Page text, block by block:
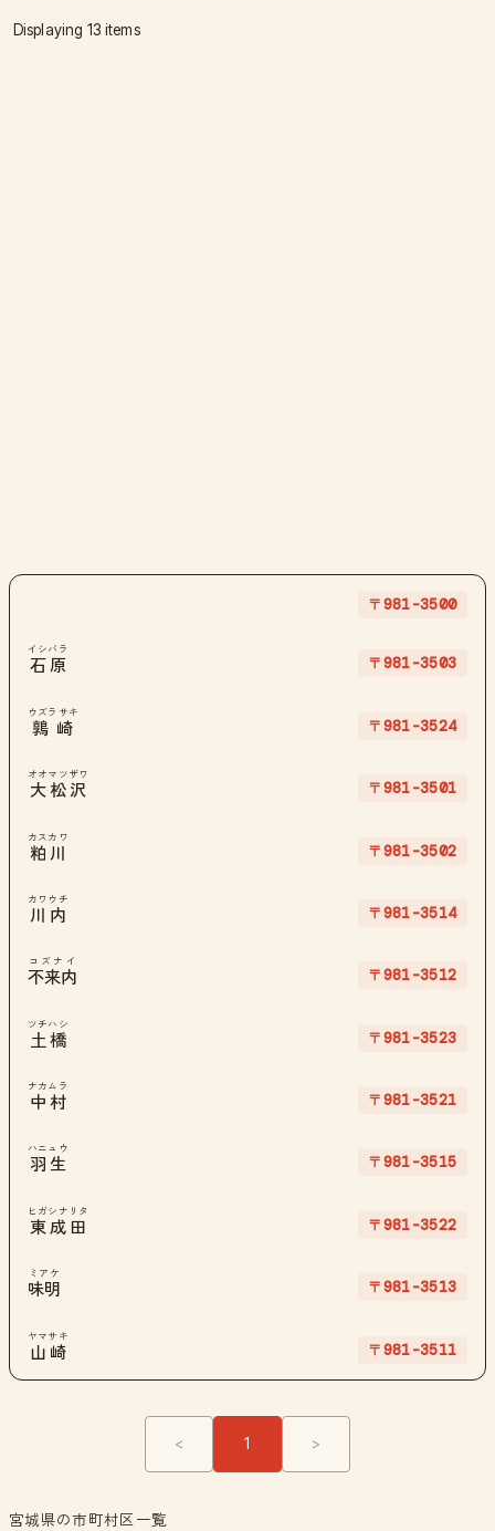
Displaying 13 items
〒981-3500
石原
イシバラ
〒981-3503
鶉崎
ウズラサキ
〒981-3524
大松沢
オオマツザワ
〒981-3501
粕川
カスカワ
〒981-3502
川内
カワウチ
〒981-3514
不来内
コズナイ
〒981-3512
土橋
ツチハシ
〒981-3523
中村
ナカムラ
〒981-3521
羽生
ハニュウ
〒981-3515
東成田
ヒガシナリタ
〒981-3522
味明
ミアケ
〒981-3513
山崎
ヤマサキ
〒981-3511
< 1 >
宮城県の市町村区一覧